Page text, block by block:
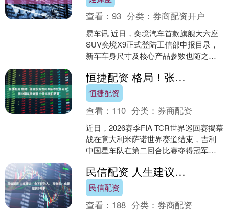
查看：93 分类： 券商配资开户
易车讯 近日，奕境汽车首款旗舰大六座
SUV奕境X9正式登陆工信部申报目录，
新车车身尺寸及核心产品参数也随之曝
计将于2026年三....
恒捷配资 格局！张雪祝贺吉利车队夺世界冠军：用中国车手夺冠 分量比我们更重
恒捷配资
查看： 110 分类： 券商配资
近日，2026赛季FIA TCR世界巡回赛揭幕
战在意大利米萨诺世界赛道结束，吉利
中国星车队在第二回合比赛夺得冠军，
FIA T....
民信配资 人生建议：命不好的人， 再倒霉，也要做到3件事
民信配资
查看： 188 分类： 券商配资